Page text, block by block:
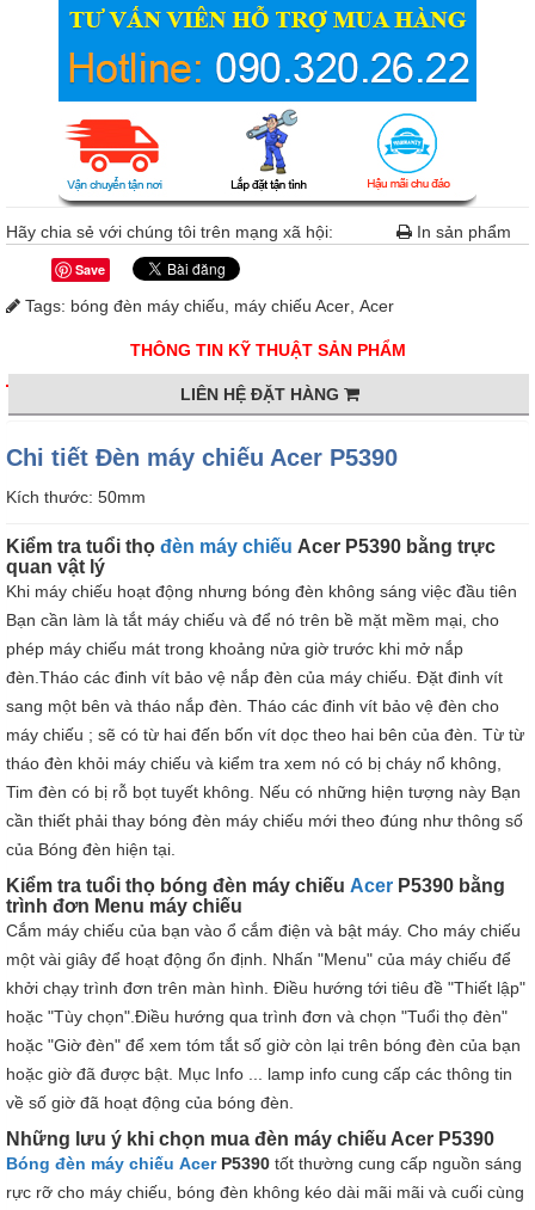
In sản phẩm
Hãy chia sẻ với chúng tôi trên mạng xã hội:
Save
Tags: bóng đèn máy chiếu, máy chiếu Acer, Acer
THÔNG TIN KỸ THUẬT SẢN PHẨM
LIÊN HỆ ĐẶT HÀNG
Chi tiết Đèn máy chiếu Acer P5390
Kích thước: 50mm
Kiểm tra tuổi thọ đèn máy chiếu Acer P5390 bằng trực
quan vật lý
Khi máy chiếu hoạt động nhưng bóng đèn không sáng việc đầu tiên
Bạn cần làm là tắt máy chiếu và để nó trên bề mặt mềm mại, cho
phép máy chiếu mát trong khoảng nửa giờ trước khi mở nắp
đèn.Tháo các đinh vít bảo vệ nắp đèn của máy chiếu. Đặt đinh vít
sang một bên và tháo nắp đèn. Tháo các đinh vít bảo vệ đèn cho
máy chiếu ; sẽ có từ hai đến bốn vít dọc theo hai bên của đèn. Từ từ
tháo đèn khỏi máy chiếu và kiểm tra xem nó có bị cháy nổ không,
Tim đèn có bị rỗ bọt tuyết không. Nếu có những hiện tượng này Bạn
cần thiết phải thay bóng đèn máy chiếu mới theo đúng như thông số
của Bóng đèn hiện tại.
Kiểm tra tuổi thọ bóng đèn máy chiếu Acer P5390 bằng
trình đơn Menu máy chiếu
Cắm máy chiếu của bạn vào ổ cắm điện và bật máy. Cho máy chiếu
một vài giây để hoạt động ổn định. Nhấn "Menu" của máy chiếu để
khởi chạy trình đơn trên màn hình. Điều hướng tới tiêu đề "Thiết lập"
hoặc "Tùy chọn".Điều hướng qua trình đơn và chọn "Tuổi thọ đèn"
hoặc "Giờ đèn" để xem tóm tắt số giờ còn lại trên bóng đèn của bạn
hoặc giờ đã được bật. Mục Info ... lamp info cung cấp các thông tin
về số giờ đã hoạt động của bóng đèn.
Những lưu ý khi chọn mua đèn máy chiếu Acer P5390
Bóng đèn máy chiếu AcerP5390 tốt thường cung cấp nguồn sáng
rực rỡ cho máy chiếu, bóng đèn không kéo dài mãi mãi và cuối cùng